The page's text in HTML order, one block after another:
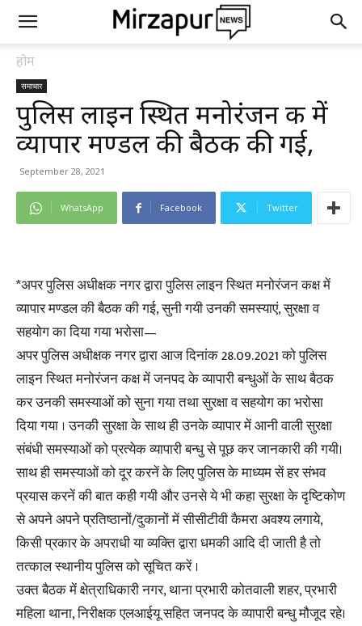
होम
समाचार
पुलिस लाइन स्थित मनोरंजन कक्ष में
व्यापार मण्डल की बैठक की गई,
September 28, 2021
WhatsApp Facebook Twitter
*अपर पुलिस अधीक्षक नगर द्वारा पुलिस लाइन स्थित मनोरंजन कक्ष में
व्यापार मण्डल की बैठक की गई, सुनी गयी उनकी समस्याएं, सुरक्षा व
सहयोग का दिया गया भरोसा—
अपर पुलिस अधीक्षक नगर द्वारा आज दिनांक 28.09.2021 को पुलिस
लाइन स्थित मनोरंजन कक्ष में जनपद के व्यापारी बन्धुओं के साथ बैठक
कर उनकी समस्याओं को सुना गया तथा सुरक्षा व सहयोग का भरोसा
दिया गया । उनकी सुरक्षा के साथ ही उनके व्यापार में आनी वाली सुरक्षा
संबंधी समस्याओं को प्रत्येक व्यापारी बन्धु से पूछ कर जानकारी की गयी।
साथ ही समस्याओं को दूर करनें के लिए पुलिस के माध्यम सें हर संभव
प्रयास करनें की बात कही गयी और उनसे ये भी कहा सुरक्षा के दृष्टिकोण
से अपने अपने प्रतिष्ठानों/दुकानों में सीसीटीवी कैमरा अवश्य लगाये,
किसी प्रकार के अपराधी या व्यक्ति द्वारा धमकी आदि दी जाती है तो
तत्काल स्थानीय पुलिस को सूचित करें ।
उक्त बैठक में क्षेत्राधिकारी नगर, थाना प्रभारी कोतवाली शहर, प्रभारी
महिला थाना, निरीक्षक एलआईयू सहित जनपद के व्यापारी बन्धु मौजूद रहे।